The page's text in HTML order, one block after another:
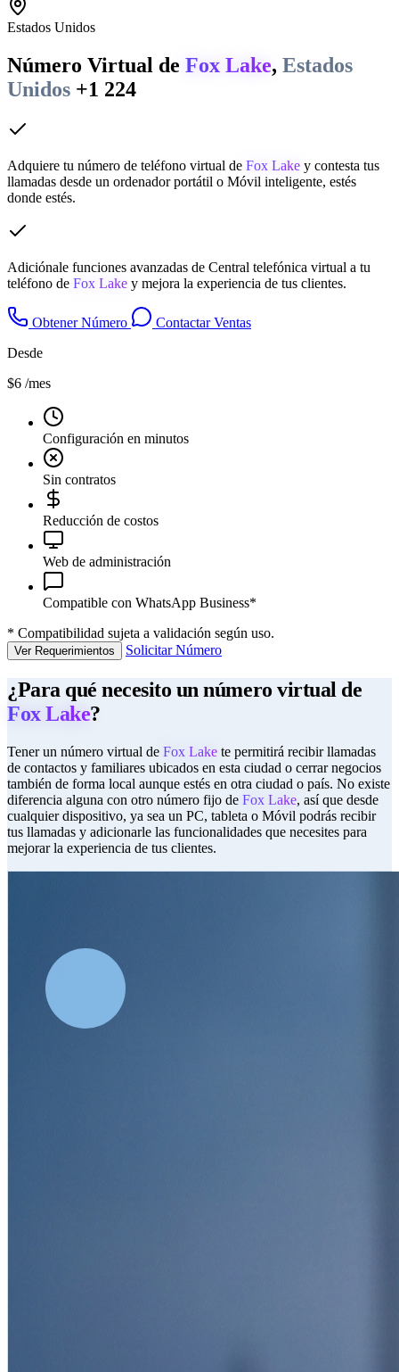
Estados Unidos
Número Virtual de Fox Lake, Estados
Unidos +1 224
Adquiere tu número de teléfono virtual de Fox Lake y contesta tus
llamadas desde un ordenador portátil o Móvil inteligente, estés
donde estés.
Adiciónale funciones avanzadas de Central telefónica virtual a tu
teléfono de Fox Lake y mejora la experiencia de tus clientes.
Obtener Número
Contactar Ventas
Desde
$6 /mes
Configuración en minutos
Sin contratos
Reducción de costos
Web de administración
Compatible con WhatsApp Business*
* Compatibilidad sujeta a validación según uso.
Ver Requerimientos Solicitar Número
¿Para qué necesito un número virtual de
Fox Lake?
Tener un número virtual de Fox Lake te permitirá recibir llamadas
de contactos y familiares ubicados en esta ciudad o cerrar negocios
también de forma local aunque estés en otra ciudad o país. No existe
diferencia alguna con otro número fijo de Fox Lake, así que desde
cualquier dispositivo, ya sea un PC, tableta o Móvil podrás recibir
tus llamadas y adicionarle las funcionalidades que necesites para
mejorar la experiencia de tus clientes.